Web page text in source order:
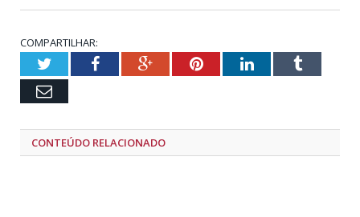
COMPARTILHAR:
TwitterFacebookGoogle+PinterestLinkedInTumblr
Email
CONTEÚDO RELACIONADO